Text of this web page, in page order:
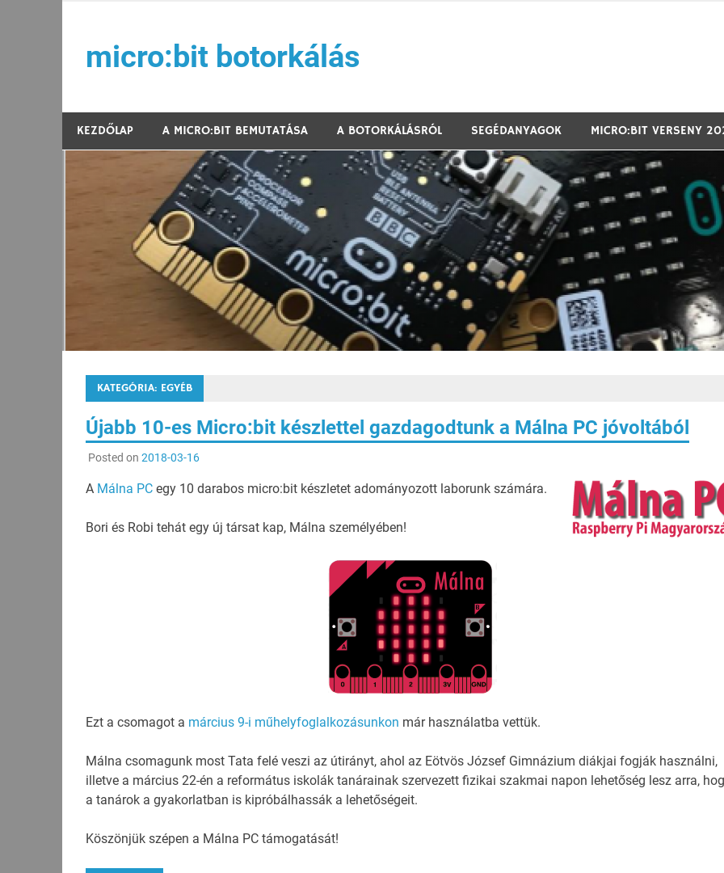
contentmicro:bit botorkálás
KEZDŐLAP A MICRO:BIT BEMUTATÁSA A BOTORKÁLÁSRÓL SEGÉDANYAGOK MICRO:BIT VERSENY
KATEGÓRIA: EGYÉB
Újabb 10-es Micro:bit készlettel gazdagodtunk a Málna PC jóvoltából
Posted on 2018-03-16
A Málna PCegy 10 darabos micro:bit készletet adományozott laborunk számára.
Bori és Robi tehát egy új társat kap, Málna személyében!
Ezt a csomagot a március 9-i műhelyfoglalkozásunkon már használatba vettük.
Málna csomagunk most Tata felé veszi az útirányt, ahol az Eötvös József Gimnázium diákjai fogják használni,
illetve a március 22-én a református iskolák tanárainak szervezett fizikai szakmai napon lehetőség lesz arra,
a tanárok a gyakorlatban is kipróbálhassák a lehetőségeit.
Köszönjük szépen a Málna PC támogatását!